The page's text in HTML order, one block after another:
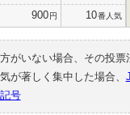
900円 10番人気
がいない場合、その投
が著しく集中した場合、
号